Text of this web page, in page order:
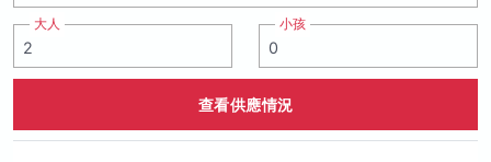
大人 小孩
查看供應情況